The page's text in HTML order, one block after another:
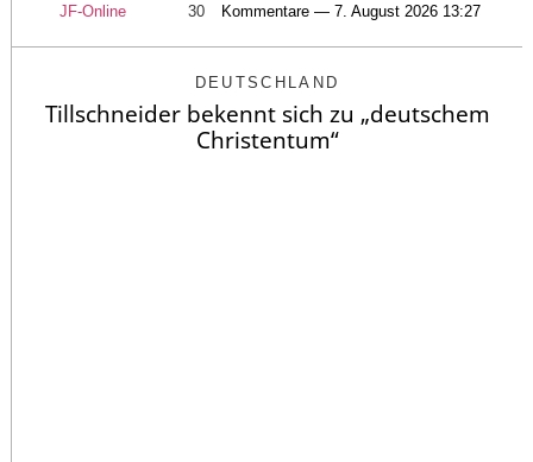
JF-Online 30 Kommentare — 7. August 2026 13:27
DEUTSCHLAND
Tillschneider bekennt sich zu „deutschem
Christentum“